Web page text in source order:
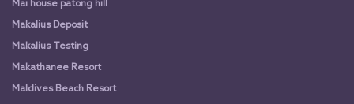
Mai house patong hill
Makalius Deposit
Makalius Testing
Makathanee Resort
Maldives Beach Resort